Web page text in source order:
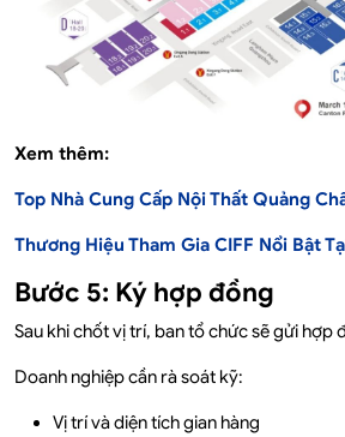
Xem thêm:
Top Nhà Cung Cấp Nội Thất Quảng
Thương Hiệu Tham Gia CIFF Nổi Bật
Bước 5: Ký hợp đồng
Sau khi chốt vị trí, ban tổ chức sẽ gửi hợp
Doanh nghiệp cần rà soát kỹ:
Vị trí và diện tích gian hàng